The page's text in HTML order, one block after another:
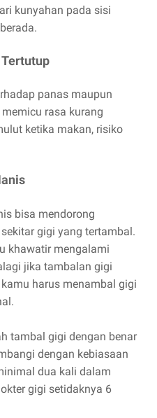
kunyahan pada sisi
panas maupun
rasa kurang
ketika makan, risiko
bisa mendorong
gigi yang tertambal.
khawatir mengalami
jika tambalan gigi
harus menambal gigi
tambal gigi dengan benar
dengan kebiasaan
dua kali dalam
gigi setidaknya 6